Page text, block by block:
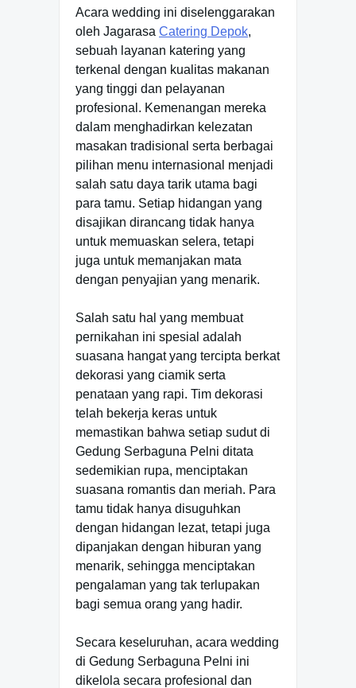
Acara wedding ini diselenggarakan
oleh Jagarasa Catering Depok,
sebuah layanan katering yang
terkenal dengan kualitas makanan
yang tinggi dan pelayanan
profesional. Kemenangan mereka
dalam menghadirkan kelezatan
masakan tradisional serta berbagai
pilihan menu internasional menjadi
salah satu daya tarik utama bagi
para tamu. Setiap hidangan yang
disajikan dirancang tidak hanya
untuk memuaskan selera, tetapi
juga untuk memanjakan mata
dengan penyajian yang menarik.
Salah satu hal yang membuat
pernikahan ini spesial adalah
suasana hangat yang tercipta berkat
dekorasi yang ciamik serta
penataan yang rapi. Tim dekorasi
telah bekerja keras untuk
memastikan bahwa setiap sudut di
Gedung Serbaguna Pelni ditata
sedemikian rupa, menciptakan
suasana romantis dan meriah. Para
tamu tidak hanya disuguhkan
dengan hidangan lezat, tetapi juga
dipanjakan dengan hiburan yang
menarik, sehingga menciptakan
pengalaman yang tak terlupakan
bagi semua orang yang hadir.
Secara keseluruhan, acara wedding
di Gedung Serbaguna Pelni ini
dikelola secara profesional dan